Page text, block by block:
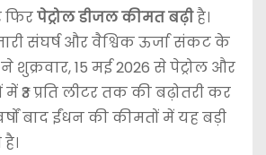
फिरपेट्रोल डीजल कीमत बढ़ीहै।
संघर्ष और वैश्विक ऊर्जा संकट के
शुक्रवार, 15 मई 2026 से पेट्रोल और
₹3 प्रति लीटर तक की बढ़ोतरी कर
बाद ईंधन की कीमतों में यह बड़ी